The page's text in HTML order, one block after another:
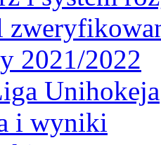
2021/2022
Unihokeja
i wyniki